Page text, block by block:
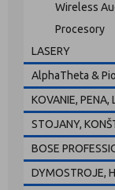
Wireless
Procesory
LASERY
AlphaTheta &
KOVANIE, PENA,
STOJANY,
BOSE
DYMOSTROJE,